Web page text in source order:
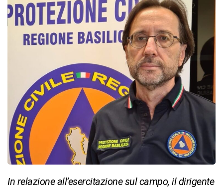
In relazione all’esercitazione sul campo, il dirigente